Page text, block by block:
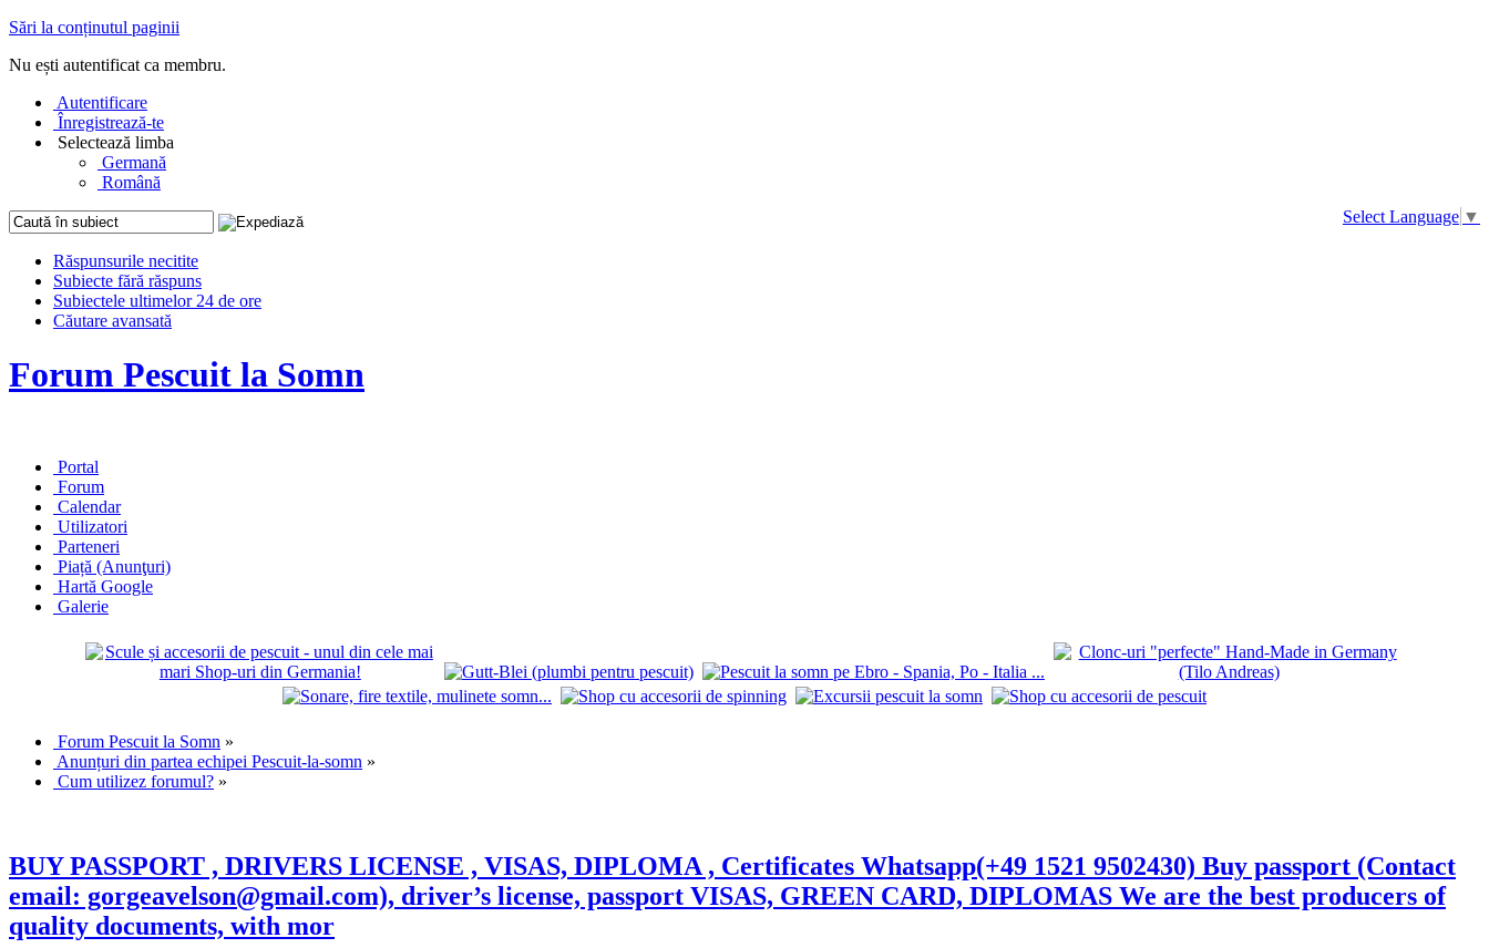
Sări la conținutul paginii
Nu ești autentificat ca membru.
Autentificare
Înregistrează-te
Selectează limba
Germană
Română
Select Language ▼
Răspunsurile necitite
Subiecte fără răspuns
Subiectele ultimelor 24 de ore
Căutare avansată
Forum Pescuit la Somn
Portal
Forum
Calendar
Utilizatori
Parteneri
Piață (Anunţuri)
Hartă Google
Galerie
Forum Pescuit la Somn »
Anunțuri din partea echipei Pescuit-la-somn »
Cum utilizez forumul? »
BUY PASSPORT , DRIVERS LICENSE , VISAS, DIPLOMA , Certificates Whatsapp(+49 1521 9502430) Buy passport (Contact
email: gorgeavelson@gmail.com), driver’s license, passport VISAS, GREEN CARD, DIPLOMAS We are the best producers of
quality documents, with mor